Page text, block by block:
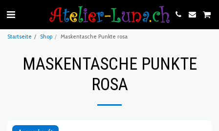
Startseite Shop Maskentasche Punkte rosa
MASKENTASCHE PUNKTE
ROSA